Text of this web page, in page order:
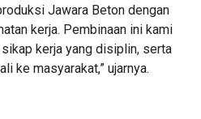
Jawara Beton dengan
kerja. Pembinaan ini kami
kerja yang disiplin, serta
ke masyarakat,” ujarnya.